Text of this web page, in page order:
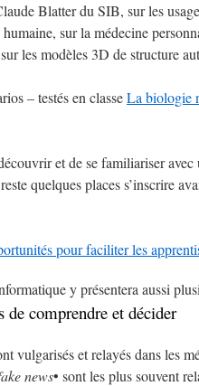
Blatter du SIB, sur les
sur la médecine
les modèles 3D de structure
– testés en classeLa biologie
et de se familiariser avec
quelques places s’inscrire
pour faciliter les
y présentera aussi
de comprendre et décider
vulgarisés et relayés dans les
news• sont les plus souvent